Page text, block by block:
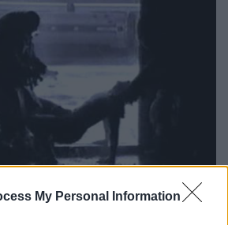
My Personal Information